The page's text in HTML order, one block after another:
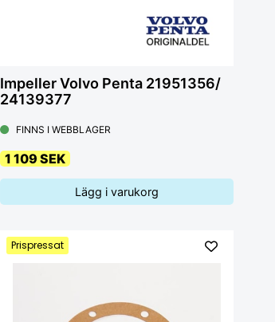
Impeller Volvo Penta 21951356/
24139377
FINNS I WEBBLAGER
1 109 SEK
Lägg i varukorg
Prispressat